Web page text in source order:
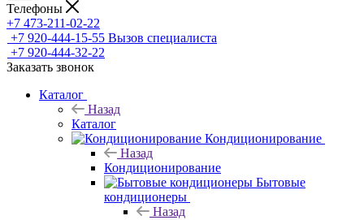
Телефоны
+7 473-211-02-22
+7 920-444-15-55 Вызов специалиста
+7 920-444-32-22
Заказать звонок
Каталог
Назад
Каталог
Кондиционирование
Назад
Кондиционирование
Бытовые
кондиционеры
Назад